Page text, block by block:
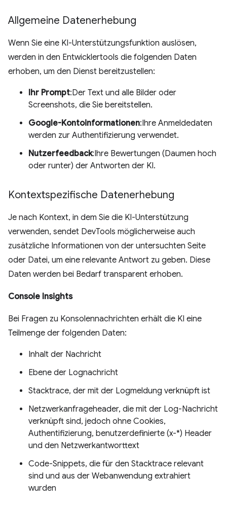
Allgemeine Datenerhebung
Wenn Sie eine KI-Unterstützungsfunktion auslösen,
werden in den Entwicklertools die folgenden Daten
erhoben, um den Dienst bereitzustellen:
Ihr Prompt:Der Text und alle Bilder oder
Screenshots, die Sie bereitstellen.
Google-Kontoinformationen:Ihre Anmeldedaten
werden zur Authentifizierung verwendet.
Nutzerfeedback:Ihre Bewertungen (Daumen hoch
oder runter) der Antworten der KI.
Kontextspezifische Datenerhebung
Je nach Kontext, in dem Sie die KI-Unterstützung
verwenden, sendet DevTools möglicherweise auch
zusätzliche Informationen von der untersuchten Seite
oder Datei, um eine relevante Antwort zu geben. Diese
Daten werden bei Bedarf transparent erhoben.
Console Insights
Bei Fragen zu Konsolennachrichten erhält die KI eine
Teilmenge der folgenden Daten:
Inhalt der Nachricht
Ebene der Lognachricht
Stacktrace, der mit der Logmeldung verknüpft ist
Netzwerkanfrageheader, die mit der Log-Nachricht
verknüpft sind, jedoch ohne Cookies,
Authentifizierung, benutzerdefinierte (x-*) Header
und den Netzwerkantworttext
Code-Snippets, die für den Stacktrace relevant
sind und aus der Webanwendung extrahiert
wurden